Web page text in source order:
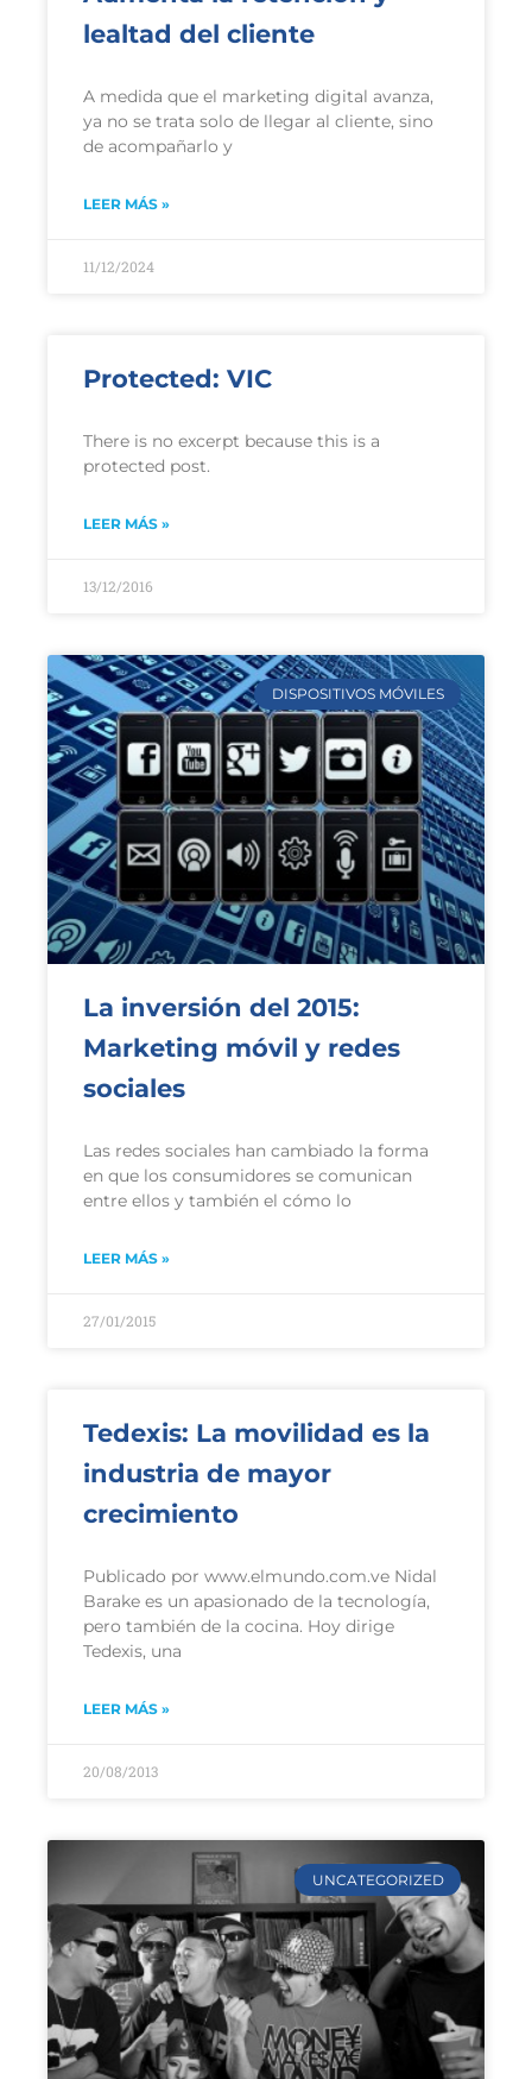
lealtad del cliente
A medida que el marketing digital avanza,
ya no se trata solo de llegar al cliente, sino
de acompañarlo y
LEER MÁS »
11/12/2024
Protected: VIC
There is no excerpt because this is a
protected post.
LEER MÁS »
13/12/2016
DISPOSITIVOS MÓVILES
La inversión del 2015:
Marketing móvil y redes
sociales
Las redes sociales han cambiado la forma
en que los consumidores se comunican
entre ellos y también el cómo lo
LEER MÁS »
27/01/2015
Tedexis: La movilidad es la
industria de mayor
crecimiento
Publicado por www.elmundo.com.ve Nidal
Barake es un apasionado de la tecnología,
pero también de la cocina. Hoy dirige
Tedexis, una
LEER MÁS »
20/08/2013
UNCATEGORIZED